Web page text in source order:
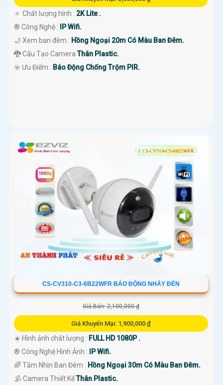
🔅 Chất lượng hình : 2K Lite .
®️ Công Nghệ : IP Wifi.
🌙 Xem ban đêm : Hồng Ngoại 20m Có Màu Ban Đêm.
🐉️ Cấu Tạo CameraThân Plastic.
️☣️ Ưu Điểm : Báo Động Chống Trộm PIR.
CS-CV310-C3-6B22WFR BÁO ĐỘNG NHÁY ĐÈN
Giá Bán: 2,100,000 ₫
Giá Khuyến Mại: 1,900,000 ₫
☀️ Hình ảnh chất lượng : FULL HD 1080P .
®️ Công Nghệ Hình Ảnh :
IP Wifi.
🌈 Tầm Nhìn Ban Đêm : Hồng Ngoại 30m Có Màu Ban Đêm.
🕉️ Camera Thiết KếThân Plastic.